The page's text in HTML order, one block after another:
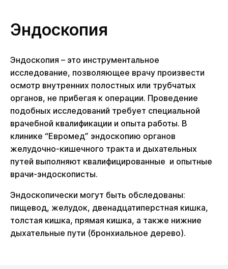
Эндоскопия
Эндоскопия – это инструментальное
исследование, позволяющее врачу произвести
осмотр внутренних полостных или трубчатых
органов, не прибегая к операции. Проведение
подобных исследований требует специальной
врачебной квалификации и опыта работы. В
клинике “Евромед” эндоскопию органов
желудочно-кишечного тракта и дыхательных
путей выполняют квалифицированные и опытные
врачи-эндоскописты.
Эндоскопически могут быть обследованы:
пищевод, желудок, двенадцатиперстная кишка,
толстая кишка, прямая кишка, а также нижние
дыхательные пути (бронхиальное дерево).